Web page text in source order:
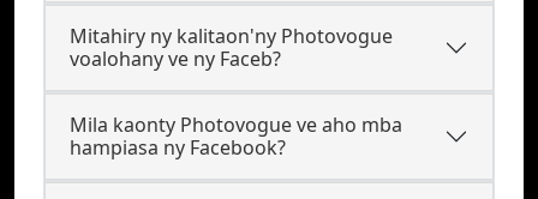
Mitahiry ny kalitaon'ny Photovogue
voalohany ve ny Faceb?
Mila kaonty Photovogue ve aho mba
hampiasa ny Facebook?